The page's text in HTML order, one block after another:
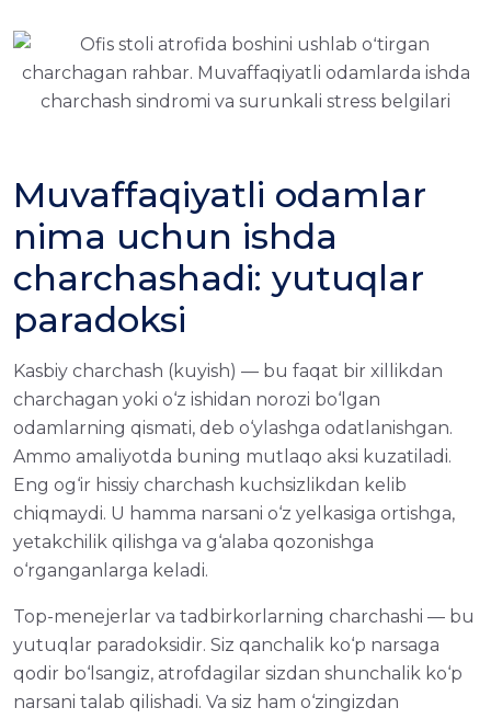
Muvaffaqiyatli odamlar
nima uchun ishda
charchashadi: yutuqlar
paradoksi
Kasbiy charchash (kuyish) — bu faqat bir xillikdan
charchagan yoki o‘z ishidan norozi bo‘lgan
odamlarning qismati, deb o‘ylashga odatlanishgan.
Ammo amaliyotda buning mutlaqo aksi kuzatiladi.
Eng og‘ir hissiy charchash kuchsizlikdan kelib
chiqmaydi. U hamma narsani o‘z yelkasiga ortishga,
yetakchilik qilishga va g‘alaba qozonishga
o‘rganganlarga keladi.
Top-menejerlar va tadbirkorlarning charchashi — bu
yutuqlar paradoksidir. Siz qanchalik ko‘p narsaga
qodir bo‘lsangiz, atrofdagilar sizdan shunchalik ko‘p
narsani talab qilishadi. Va siz ham o‘zingizdan